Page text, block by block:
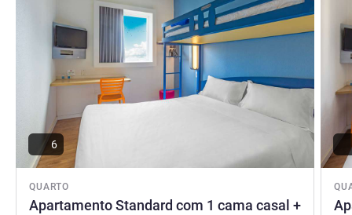
muita facilidade. Venha conhecer Curitiba e hospede-se no
ibis Budget Curitiba Centro.
Patrik Prado, Gerência do hotel
QUARTO
Apartamento Standard com 1 cama casal +
6